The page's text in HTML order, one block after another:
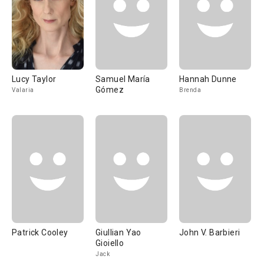
Lucy Taylor
Valaria
Samuel María
Gómez
Hannah Dunne
Brenda
Patrick Cooley
Giullian Yao
Gioiello
Jack
John V. Barbieri